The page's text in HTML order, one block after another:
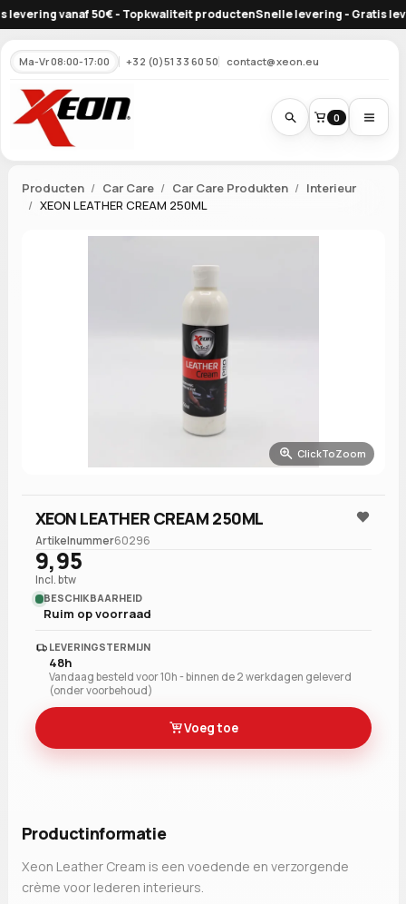
vanaf 50€ - Topkwaliteit productenSnelle levering - Gratis
Ma-Vr 08:00-17:00 +32 (0)51 33 60 50 contact@xeon.eu
0
Producten Car Care Car Care Produkten
Interieur
XEON LEATHER CREAM 250ML
ClickToZoom
XEON LEATHER CREAM 250ML
Artikelnummer60296
9,95
Incl. btw
BESCHIKBAARHEID
Ruim op voorraad
LEVERINGSTERMIJN
48h
Vandaag besteld voor 10h - binnen de 2 werkdagen geleverd
(onder voorbehoud)
Voeg toe
Productinformatie
Xeon Leather Cream is een voedende en verzorgende
crème voor lederen interieurs.